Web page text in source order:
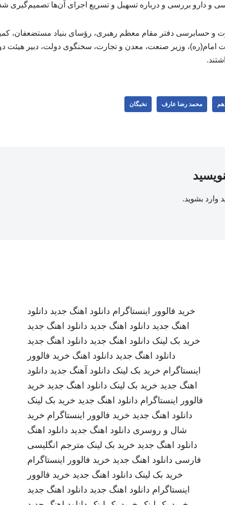
و دارو بررسی و درباره تسهیل و تسریع اجرای آن‌ها تصمیم‌گیری
و حسابرسی دفتر مقام معظم رهبری، رؤسای بنیاد مستضعفان،
امام(ره)، وزیر صنعت، معدن و تجارت، سخنگوی دولت، دبیر هیئت
محمد رضا عارف نخبگان
وارد بشوید.
خرید فالوور اینستاگرام دانلود اهنگ جدید دانلود
اهنگ جدید دانلود اهنگ جدید دانلود اهنگ جدید
خرید بک لینک دانلود اهنگ جدید دانلود اهنگ جدید
دانلود اهنگ جدید دانلود اهنگ خرید فالوور
اینستاگرام خرید بک لینک دانلود آهنگ جدید دانلود
اهنگ جدید خرید بک لینک دانلود اهنگ جدید خرید
فالوور اینستاگرام دانلود اهنگ جدید خرید بک لینک
دانلود اهنگ جدید خرید فالوور اینستاگرام خرید
شال و روسری دانلود اهنگ جدید دانلود اهنگ
دانلود اهنگ جدید خرید بک لینک مترجم انگلیسی
فارسی دانلود اهنگ جدید خرید فالوور اینستاگرام
خرید بک لینک دانلود اهنگ جدید خرید فالوور
اینستاگرام دانلود اهنگ جدید دانلود اهنگ جدید